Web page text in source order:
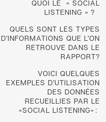
QUOI LE « SOCIAL
LISTENING » ?
QUELS SONT LES TYPES
D’INFORMATIONS QUE L’ON
RETROUVE DANS LE
RAPPORT?
VOICI QUELQUES
EXEMPLES D’UTILISATION
DES DONNÉES
RECUEILLIES PAR LE
«SOCIAL LISTENING» :